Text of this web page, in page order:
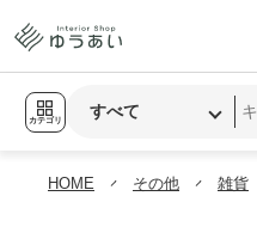
カテゴリ
HOME その他 雑貨